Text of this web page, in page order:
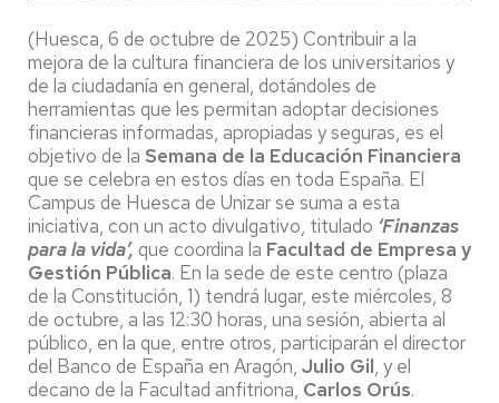
(Huesca, 6 de octubre de 2025) Contribuir a la
mejora de la cultura financiera de los universitarios y
de la ciudadanía en general, dotándoles de
herramientas que les permitan adoptar decisiones
financieras informadas, apropiadas y seguras, es el
objetivo de la Semana de la Educación Financiera
que se celebra en estos días en toda España. El
Campus de Huesca de Unizar se suma a esta
iniciativa, con un acto divulgativo, titulado ‘Finanzas
para la vida’, que coordina la Facultad de Empresa y
Gestión Pública. En la sede de este centro (plaza
de la Constitución, 1) tendrá lugar, este miércoles, 8
de octubre, a las 12:30 horas, una sesión, abierta al
público, en la que, entre otros, participarán el director
del Banco de España en Aragón, Julio Gil, y el
decano de la Facultad anfitriona, Carlos Orús.